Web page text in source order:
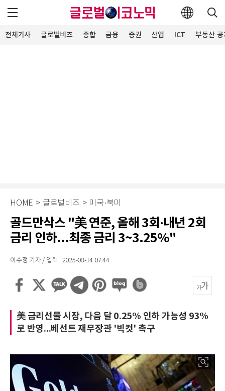
전체기사 글로벌비즈 종합 금융 증권 산업 ICT 부동산·
HOME > 글로벌비즈 > 미국·북미
골드만삭스 "美 연준, 올해 3회·내년 2회
금리 인하...최종 금리 3~3.25%"
이수정 기자 / 입력 : 2025-08-14 07:44
美 금리선물 시장, 다음 달 0.25% 인하 가능성 93%
로 반영...베선트 재무장관 '빅컷' 촉구